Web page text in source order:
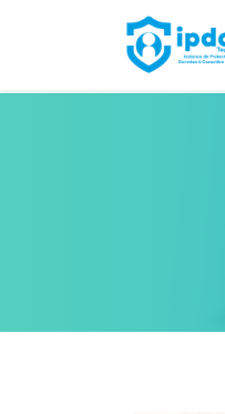
IPDCP